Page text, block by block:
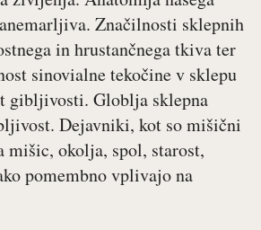
Značilnosti sklepnih
in hrustančnega tkiva ter
sinovialne tekočine v sklepu
gibljivosti. Globlja sklepna
Dejavniki, kot so mišični
mišic, okolja, spol, starost,
pomembno vplivajo na